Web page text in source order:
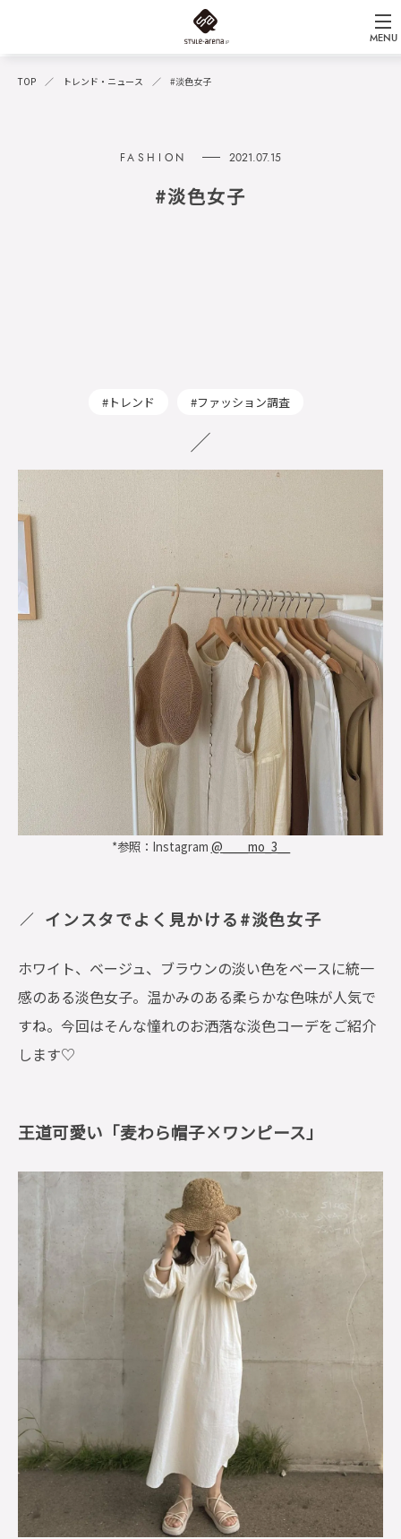
MENU
TOP トレンド・ニュース #淡色女子
2021.07.15
#淡色女子
トレンド ファッション調査
*参照：Instagram @____mo_3__
インスタでよく見かける#淡色女子
ホワイト、ベージュ、ブラウンの淡い色をベースに統一
感のある淡色女子。温かみのある柔らかな色味が人気で
すね。今回はそんな憧れのお洒落な淡色コーデをご紹介
します♡
王道可愛い「麦わら帽子×ワンピース」